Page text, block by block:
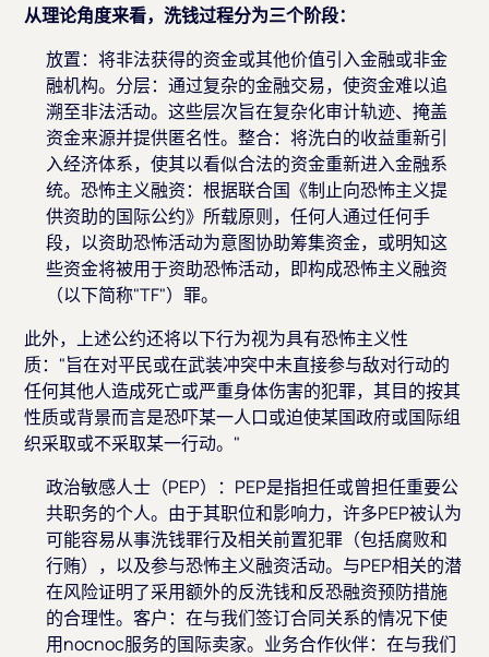
从理论角度来看，洗钱过程分为三个阶段：
放置：将非法获得的资金或其他价值引入金融或非金
融机构。分层：通过复杂的金融交易，使资金难以追
溯至非法活动。这些层次旨在复杂化审计轨迹、掩盖
资金来源并提供匿名性。整合：将洗白的收益重新引
入经济体系，使其以看似合法的资金重新进入金融系
统。恐怖主义融资：根据联合国《制止向恐怖主义提
供资助的国际公约》所载原则，任何人通过任何手
段，以资助恐怖活动为意图协助筹集资金，或明知这
些资金将被用于资助恐怖活动，即构成恐怖主义融资
（以下简称"TF"）罪。
此外，上述公约还将以下行为视为具有恐怖主义性
质："旨在对平民或在武装冲突中未直接参与敌对行动的
任何其他人造成死亡或严重身体伤害的犯罪，其目的按其
性质或背景而言是恐吓某一人口或迫使某国政府或国际组
织采取或不采取某一行动。"
政治敏感人士（PEP）：PEP是指担任或曾担任重要公
共职务的个人。由于其职位和影响力，许多PEP被认为
可能容易从事洗钱罪行及相关前置犯罪（包括腐败和
行贿），以及参与恐怖主义融资活动。与PEP相关的潜
在风险证明了采用额外的反洗钱和反恐融资预防措施
的合理性。客户：在与我们签订合同关系的情况下使
用nocnoc服务的国际卖家。业务合作伙伴：在与我们